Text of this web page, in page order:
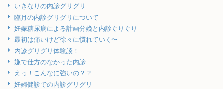
いきなりの内診グリグリ
臨月の内診グリグリについて
妊娠糖尿病による計画分娩と内診ぐりぐり
最初は痛いけど徐々に慣れていく〜
内診グリグリ体験談！
嫌で仕方のなかった内診
えっ！こんなに強いの？？
妊婦健診での内診グリグリ